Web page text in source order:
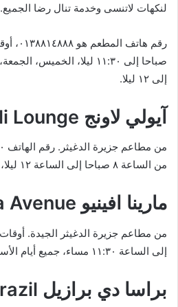
لنكهات لاتنسى وخدمة تنال رضا الجميع.
إلى ١٢ ليلا.
آيولي لاونج Aioli Lounge
من الساعة ٨ صباحا إلى الساعة ١٢ ليلا، جميع أيام الأسبوع.
مارينا افينيو Marina Avenue
إلى الساعة ١١:٣٠ مساء، جميع أيام الأسبوع. المطعم مغلق مؤقتا.
براسا دي برازيل Brasa De Brazil